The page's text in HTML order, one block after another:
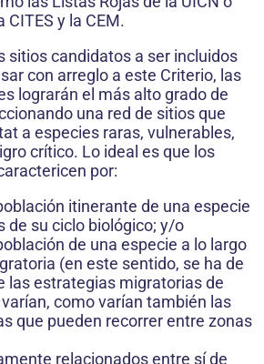
CITES y la CEM.
sitios candidatos a ser incluidos
con arreglo a este Criterio, las
lograrán el más alto grado de
una red de sitios que
a especies raras, vulnerables,
crítico. Lo ideal es que los
por:
itinerante de una especie
de su ciclo biológico; y/o
de una especie a lo largo
(en este sentido, se ha de
las estrategias migratorias de
como varían también las
que pueden recorrer entre zonas
relacionados entre sí de